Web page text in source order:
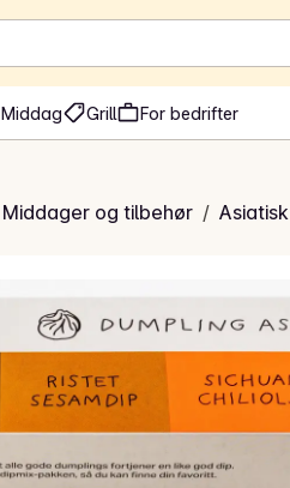
Middag Grill For bedrifter
Middager og tilbehør / Asiatisk